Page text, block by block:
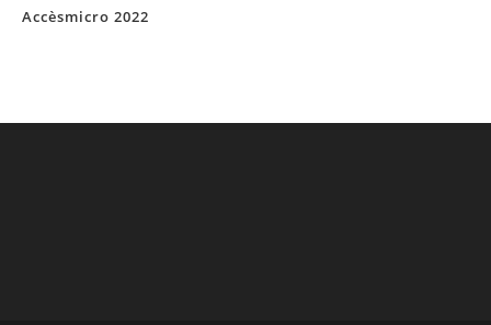
Accèsmicro 2022